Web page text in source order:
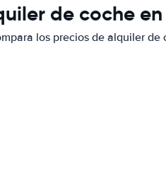
de coche
los precios de alquiler